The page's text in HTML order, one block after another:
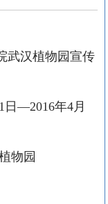
武汉植物园宣传
—2016年4月
物园